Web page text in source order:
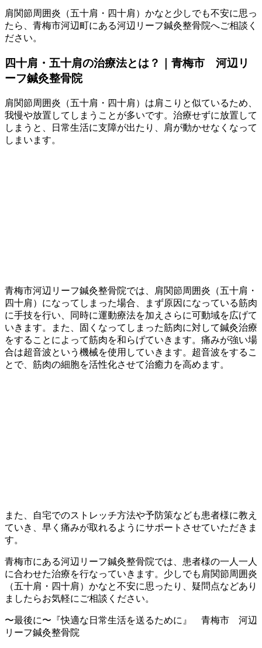
肩関節周囲炎（五十肩・四十肩）かなと少しでも不安に思っ
たら、青梅市河辺町にある河辺リーフ鍼灸整骨院へご相談く
ださい。
四十肩・五十肩の治療法とは？｜青梅市 河辺リ
ーフ鍼灸整骨院
肩関節周囲炎（五十肩・四十肩）は肩こりと似ているため、
我慢や放置してしまうことが多いです。治療せずに放置して
しまうと、日常生活に支障が出たり、肩が動かせなくなって
しまいます。
青梅市河辺リーフ鍼灸整骨院では、肩関節周囲炎（五十肩・
四十肩）になってしまった場合、まず原因になっている筋肉
に手技を行い、同時に運動療法を加えさらに可動域を広げて
いきます。また、固くなってしまった筋肉に対して鍼灸治療
をすることによって筋肉を和らげていきます。痛みが強い場
合は超音波という機械を使用していきます。超音波をするこ
とで、筋肉の細胞を活性化させて治癒力を高めます。
また、自宅でのストレッチ方法や予防策なども患者様に教え
ていき、早く痛みが取れるようにサポートさせていただきま
す。
青梅市にある河辺リーフ鍼灸整骨院では、患者様の一人一人
に合わせた治療を行なっていきます。少しでも肩関節周囲炎
（五十肩・四十肩）かなと不安に思ったり、疑問点などあり
ましたらお気軽にご相談ください。
〜最後に〜『快適な日常生活を送るために』 青梅市 河辺
リーフ鍼灸整骨院